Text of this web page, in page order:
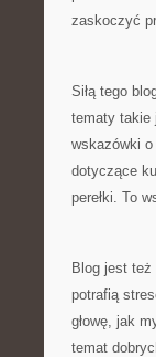
zaskoczyć
Siłą tego
tematy takie
wskazówki o
dotyczące
perełki. To
Blog jest też
potrafią
głowę, jak
temat